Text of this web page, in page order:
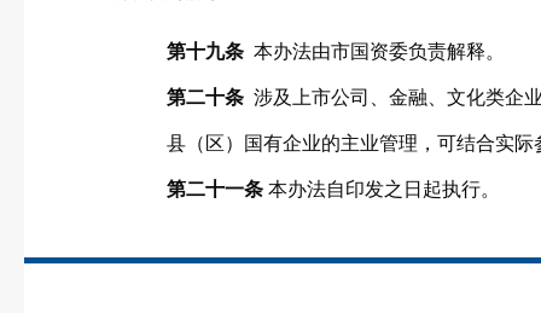
第十九条 本办法由市国资委负责解释。
第二十条 涉及上市公司、金融、文化类企
县（区）国有企业的主业管理，可结合实际
第二十一条 本办法自印发之日起执行。